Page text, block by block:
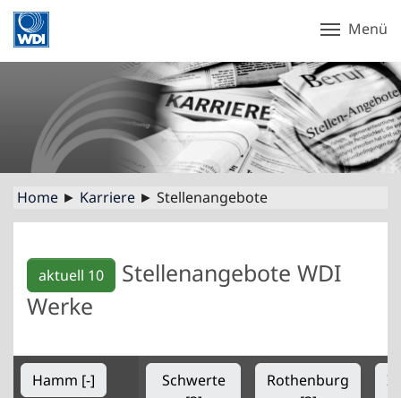
Menü
Home ► Karriere ► Stellenangebote
aktuell 10
Stellenangebote WDI
Werke
Hamm [-]
Schwerte
Rothenburg